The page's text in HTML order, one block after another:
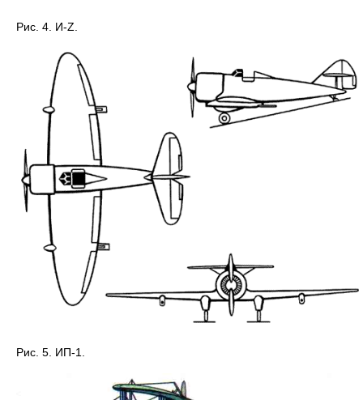
Рис. 4. И-Z.
Рис. 5. ИП-1.